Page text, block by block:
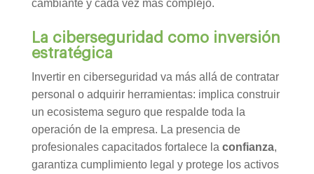
cambiante y cada vez más complejo.
La ciberseguridad como inversión
estratégica
Invertir en ciberseguridad va más allá de contratar
personal o adquirir herramientas: implica construir
un ecosistema seguro que respalde toda la
operación de la empresa. La presencia de
profesionales capacitados fortalece la confianza,
garantiza cumplimiento legal y protege los activos